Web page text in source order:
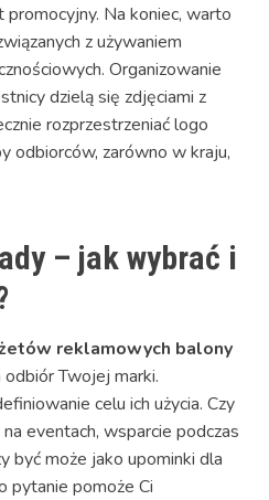
Na koniec, warto
z używaniem
Organizowanie
dzielą się zdjęciami z
rozprzestrzeniać logo
odbiorców, zarówno w kraju,
– jak wybrać i
reklamowych balony
odbiór Twojej marki.
celu ich użycia. Czy
eventach, wsparcie podczas
być może jako upominki dla
pytanie pomoże Ci